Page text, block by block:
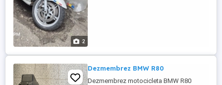
2
Dezmembrez BMW R80
Dezmembrez motocicleta BMW R80